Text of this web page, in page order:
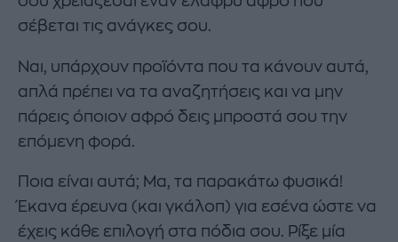
σέβεται τις ανάγκες σου.
Ναι, υπάρχουν προϊόντα που τα κάνουν αυτά,
απλά πρέπει να τα αναζητήσεις και να μην
πάρεις όποιον αφρό δεις μπροστά σου την
επόμενη φορά.
Ποια είναι αυτά; Μα, τα παρακάτω φυσικά!
Έκανα έρευνα (και γκάλοπ) για εσένα ώστε να
έχεις κάθε επιλογή στα πόδια σου. Ρίξε μία